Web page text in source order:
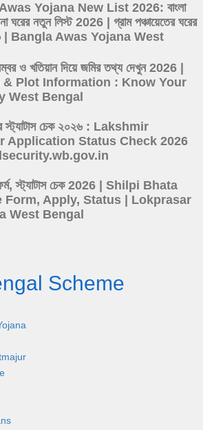
Yojana New List 2026: বাংলা
ঘরের নতুন লিস্ট 2026 | গ্রাম পঞ্চায়েতের ঘরের
| Bangla Awas Yojana West
ও খতিয়ান দিয়ে জমির তথ্য দেখুন 2026 |
& Plot Information : Know Your
West Bengal
স্ট্যাটাস চেক ২০২৬ : Lakshmir
Application Status Check 2026
ফর্ম, স্ট্যাটাস চেক 2026 | Shilpi Bhata
Form, Apply, Status | Lokprasar
West Bengal
Scheme